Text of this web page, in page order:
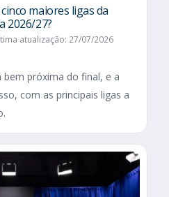
maiores ligas da
2026/27?
atualização: 27/07/2026
próxima do final, e a
com as principais ligas a